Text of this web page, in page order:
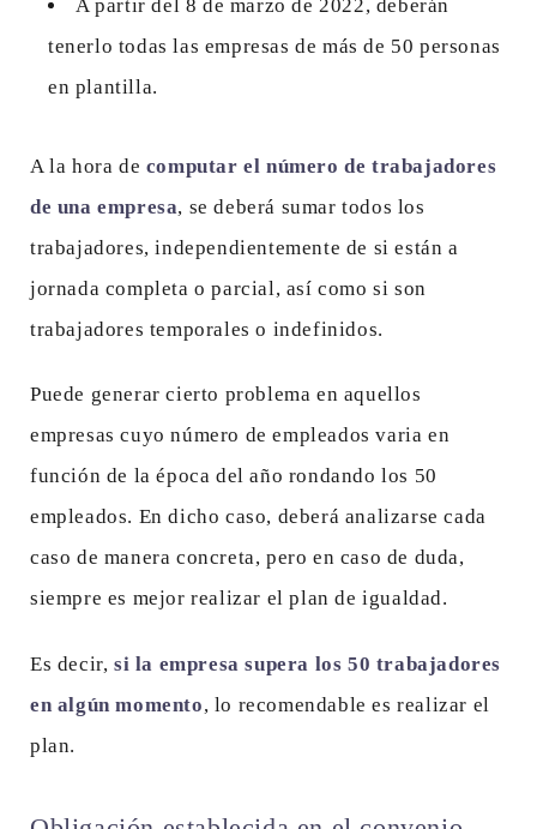
A partir del 8 de marzo de 2022, deberán
tenerlo todas las empresas de más de 50 personas
en plantilla.
A la hora de computar el número de trabajadores
de una empresa, se deberá sumar todos los
trabajadores, independientemente de si están a
jornada completa o parcial, así como si son
trabajadores temporales o indefinidos.
Puede generar cierto problema en aquellos
empresas cuyo número de empleados varia en
función de la época del año rondando los 50
empleados. En dicho caso, deberá analizarse cada
caso de manera concreta, pero en caso de duda,
siempre es mejor realizar el plan de igualdad.
Es decir, si la empresa supera los 50 trabajadores
en algún momento, lo recomendable es realizar el
plan.